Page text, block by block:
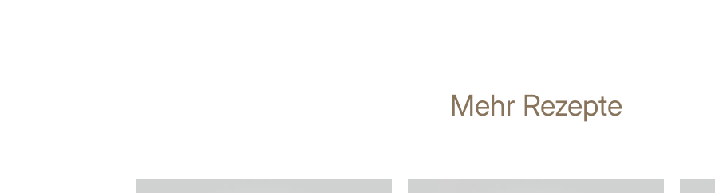
Mehr Rezepte